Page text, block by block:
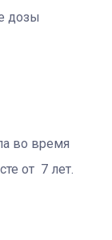
дозы
во время
от 7 лет.